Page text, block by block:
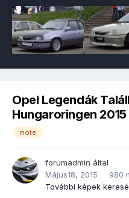
Opel Legendák
Hungaroringen 2015
mote
forumadmin által
Május18, 2015
980
További képek